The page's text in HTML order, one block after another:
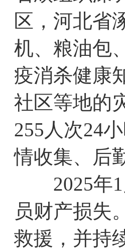
区，河北省
机、粮油包
疫消杀健康
社区等地的
255人次24
情收集、后
2025年1
员财产损失
救援，并持